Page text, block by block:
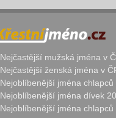
Nejčastější mužská jména v
Nejčastější ženská jména v
Nejoblíbenější jména chlapců
Nejoblíbenější jména dívek
Nejoblíbenější jména chlapců